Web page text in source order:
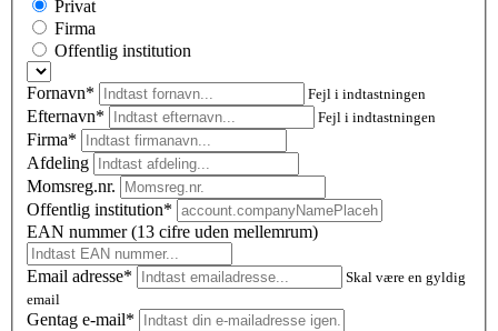
Privat
Firma
Offentlig institution
Fornavn* Fejl i indtastningen
Efternavn* Fejl i indtastningen
Firma*
Afdeling
Momsreg.nr.
Offentlig institution*
EAN nummer (13 cifre uden mellemrum)
Email adresse*
Skal være en gyldig
email
Gentag e-mail*